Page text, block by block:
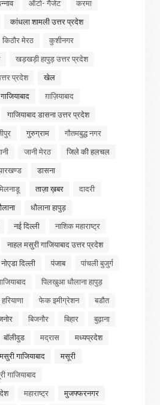
ऑटो- गैजेट
करमा
कांधला शामली उत्तर प्रदेश
किठौर मेरठ
कुशीनगर
खड़खड़ी हापुड़ उत्तर प्रदेश
प्रदेश
खेल
गाजियाबाद
ग़ाज़ियाबाद
गाजियाबाद डासना उत्तर प्रदेश
गुरुग्राम
गौतमबुद्ध नगर
जानी मेरठ
जिले की हलचल
डासना
ताज़ा ख़बर
दादरी
धौलाना हापुड़
नई दिल्ली
नाशिक महाराष्ट्र
नाहल मसुरी गाजियाबाद उत्तर प्रदेश
नोएडा दिल्ली पंजाब
पांचली बुजुर्ग
पिलखुआ धौलाना हापुड़
फेक इमीग्रेशन
बडौत
बिजनौर बिहार
बुढ़ाना
बॉलीवुड मद्रास
मध्यप्रदेश
मसुरी गाजियाबाद
मसूरी
गाजियाबाद
महाराष्ट्र
मुजफ्फरनगर